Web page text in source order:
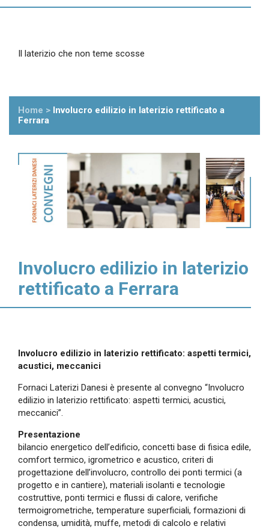
Il laterizio che non teme scosse
Home > Involucro edilizio in laterizio rettificato a
Ferrara
Involucro edilizio in laterizio
rettificato a Ferrara
Involucro edilizio in laterizio rettificato: aspetti termici,
acustici, meccanici
Fornaci Laterizi Danesi è presente al convegno “Involucro
edilizio in laterizio rettificato: aspetti termici, acustici,
meccanici”.
Presentazione
bilancio energetico dell’edificio, concetti base di fisica edile,
comfort termico, igrometrico e acustico, criteri di
progettazione dell’involucro, controllo dei ponti termici (a
progetto e in cantiere), materiali isolanti e tecnologie
costruttive, ponti termici e flussi di calore, verifiche
termoigrometriche, temperature superficiali, formazioni di
condensa, umidità, muffe, metodi di calcolo e relativi